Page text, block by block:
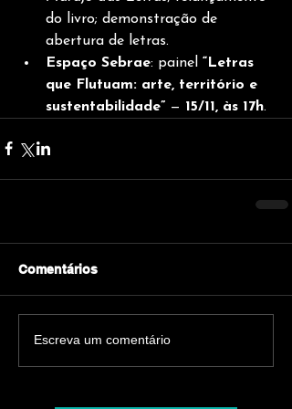
do livro; demonstração de
abertura de letras.
Espaço Sebrae: painel “Letras
que Flutuam: arte, território e
sustentabilidade” — 15/11, às 17h.
Comentários
Escreva um comentário